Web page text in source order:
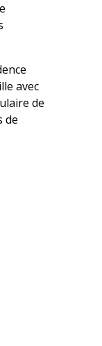
avec
de
de